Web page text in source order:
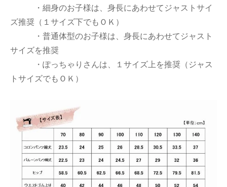
・細身のお子様は、身長にあわせてジャストサイ
ズ推奨（１サイズ下でもＯＫ）
・普通体型のお子様は、身長にあわせてジャスト
サイズを推奨
・ぽっちゃりさんは、１サイズ上を推奨（ジャス
トサイズでもＯＫ）